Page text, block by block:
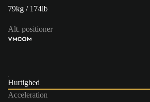
79kg / 174lb
Alt. positioner
VMCOM
Hurtighed
Acceleration